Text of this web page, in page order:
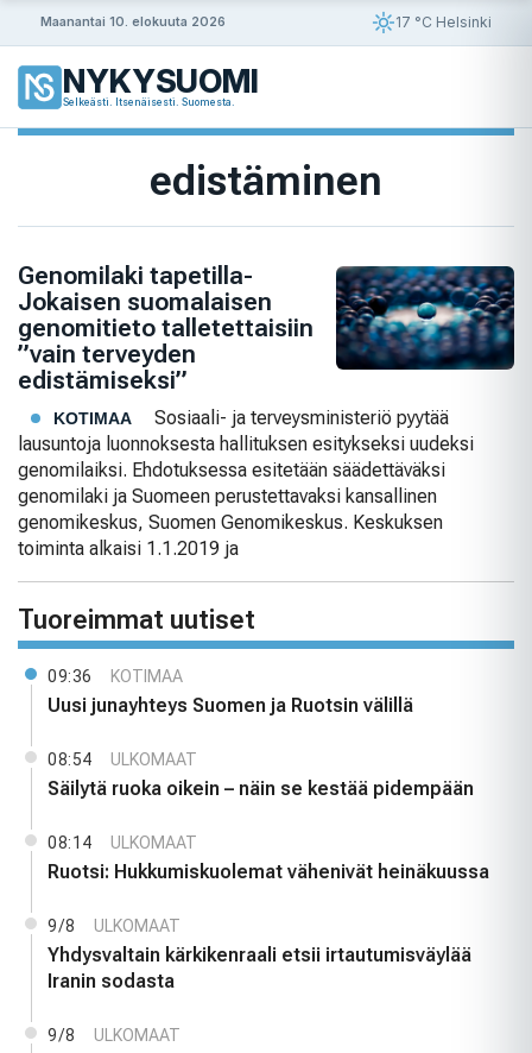
Maanantai 10. elokuuta 2026 17 °C Helsinki
NYKYSUOMI
Selkeästi. Itsenäisesti. Suomesta.
edistäminen
Genomilaki tapetilla-
Jokaisen suomalaisen
genomitieto talletettaisiin
”vain terveyden
edistämiseksi”
KOTIMAA
Sosiaali- ja terveysministeriö pyytää
lausuntoja luonnoksesta hallituksen esitykseksi uudeksi
genomilaiksi. Ehdotuksessa esitetään säädettäväksi
genomilaki ja Suomeen perustettavaksi kansallinen
genomikeskus, Suomen Genomikeskus. Keskuksen
toiminta alkaisi 1.1.2019 ja
Tuoreimmat uutiset
09:36 KOTIMAA
Uusi junayhteys Suomen ja Ruotsin välillä
08:54 ULKOMAAT
Säilytä ruoka oikein – näin se kestää pidempään
08:14 ULKOMAAT
Ruotsi: Hukkumiskuolemat vähenivät heinäkuussa
9/8 ULKOMAAT
Yhdysvaltain kärkikenraali etsii irtautumisväylää
Iranin sodasta
9/8 ULKOMAAT